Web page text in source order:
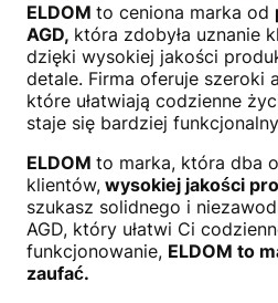
ELDOM to ceniona marka od
AGD, która zdobyła uznanie
dzięki wysokiej jakości
detale. Firma oferuje szeroki
które ułatwiają codzienne
staje się bardziej
ELDOM to marka, która dba
klientów, wysokiej jakości
szukasz solidnego i
AGD, który ułatwi Ci
funkcjonowanie, ELDOM to
zaufać.